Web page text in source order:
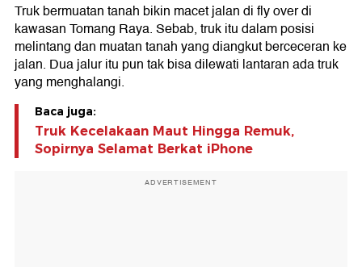
Truk bermuatan tanah bikin macet jalan di fly over di
kawasan Tomang Raya. Sebab, truk itu dalam posisi
melintang dan muatan tanah yang diangkut berceceran ke
jalan. Dua jalur itu pun tak bisa dilewati lantaran ada truk
yang menghalangi.
Baca juga:
Truk Kecelakaan Maut Hingga Remuk,
Sopirnya Selamat Berkat iPhone
ADVERTISEMENT